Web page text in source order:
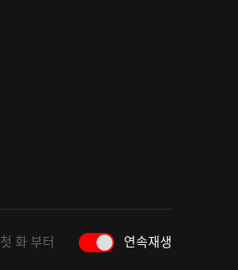
첫 화 부터 연속재생